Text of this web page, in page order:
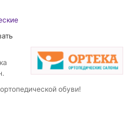
обуви!